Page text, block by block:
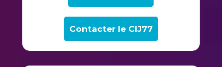
Contacter le CIJ77